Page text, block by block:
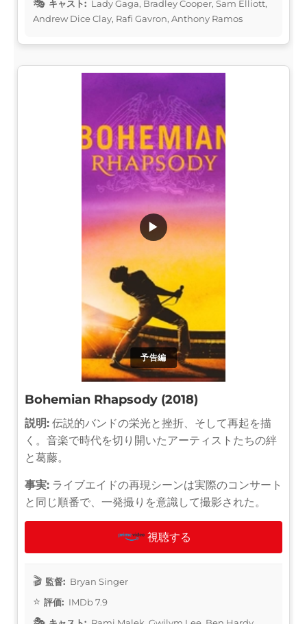
キャスト: Lady Gaga, Bradley Cooper, Sam Elliott,
Andrew Dice Clay, Rafi Gavron, Anthony Ramos
予告編
▶
Bohemian Rhapsody (2018)
説明: 伝説的バンドの栄光と挫折、そして再起を描
く。音楽で時代を切り開いたアーティストたちの絆
と葛藤。
事実: ライブエイドの再現シーンは実際のコンサート
と同じ順番で、一発撮りを意識して撮影された。
視聴する
監督: Bryan Singer
評価: IMDb 7.9